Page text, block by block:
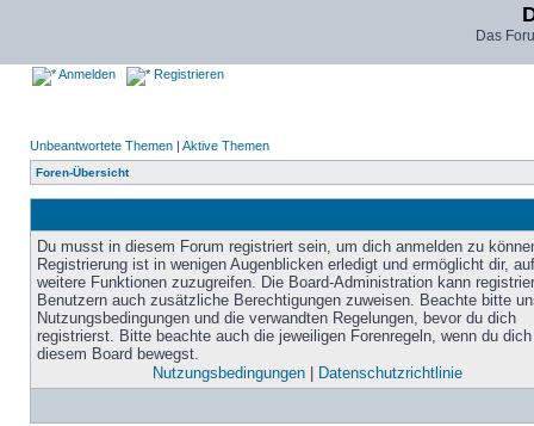
Das
Anmelden Registrieren
Unbeantwortete Themen | Aktive Themen
Foren-Übersicht
Du musst in diesem Forum registriert sein, um dich anmelden zu
Registrierung ist in wenigen Augenblicken erledigt und ermöglicht dir, auf
weitere Funktionen zuzugreifen. Die Board-Administration kann
Benutzern auch zusätzliche Berechtigungen zuweisen. Beachte bitte
Nutzungsbedingungen und die verwandten Regelungen, bevor du dich
registrierst. Bitte beachte auch die jeweiligen Forenregeln, wenn du
diesem Board bewegst.
Nutzungsbedingungen| Datenschutzrichtlinie